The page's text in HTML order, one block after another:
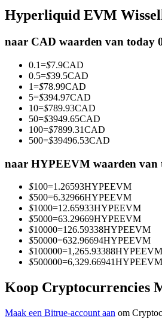
USDC-futures
Futures met USDC als onderpand
Kopiëren Handel
Sluit je aan bij top traders
Hyperliquid EVM
naar CAD waarden van today
0.1=$7.9CAD
0.5=$39.5CAD
1=$78.99CAD
5=$394.97CAD
10=$789.93CAD
50=$3949.65CAD
100=$7899.31CAD
500=$39496.53CAD
naar HYPEEVM waarden van
$100=1.26593HYPEEVM
$500=6.32966HYPEEVM
$1000=12.65933HYPEEVM
$5000=63.29669HYPEEVM
$10000=126.59338HYPEEVM
$50000=632.96694HYPEEVM
$100000=1,265.93388HYPEEVM
$500000=6,329.66941HYPEEVM
Koop Cryptocurrencies
Maak een Bitrue-account aan om